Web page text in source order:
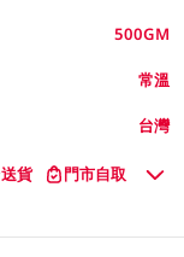
500GM
常溫
台灣
送貨 門市自取